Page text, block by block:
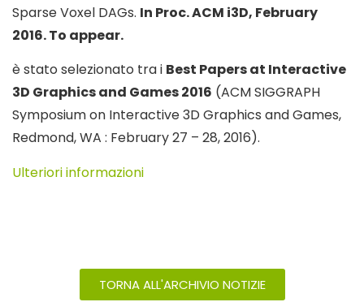
Sparse Voxel DAGs. In Proc. ACM i3D, February
2016. To appear.
è stato selezionato tra i Best Papers at Interactive
3D Graphics and Games 2016 (ACM SIGGRAPH
Symposium on Interactive 3D Graphics and Games,
Redmond, WA : February 27 – 28, 2016).
Ulteriori informazioni
TORNA ALL'ARCHIVIO NOTIZIE